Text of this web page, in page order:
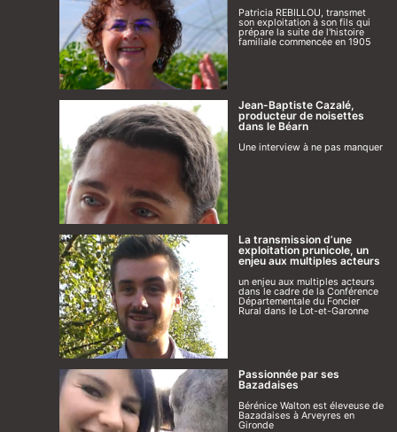
Patricia REBILLOU, transmet
son exploitation à son fils qui
prépare la suite de l'histoire
familiale commencée en 1905
Jean-Baptiste Cazalé,
producteur de noisettes
dans le Béarn
Une interview à ne pas manquer
La transmission d’une
exploitation prunicole, un
enjeu aux multiples acteurs
un enjeu aux multiples acteurs
dans le cadre de la Conférence
Départementale du Foncier
Rural dans le Lot-et-Garonne
Passionnée par ses
Bazadaises
Bérénice Walton est éleveuse de
Bazadaises à Arveyres en
Gironde